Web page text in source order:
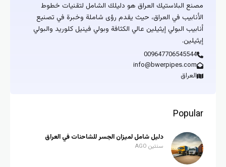
مصنع البلاستيك العراق هو دليلك الشامل لتقنيات خطوط
الأنابيب في العراق، حيث يقدم رؤى شاملة وخبرة في تصنيع
أنابيب البولي إيثيلين عالي الكثافة وبولي فينيل كلوريد والبولي
إيثيلين.
009647706545544
info@bwerpipes.com
العراق
Popular
دليل شامل لميزان الجسر للشاحنات في العراق
سنتين AGO